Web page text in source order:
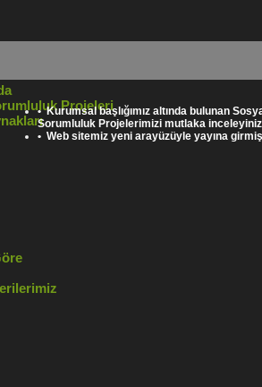
Projeleri
• Kurumsal başlığımız altında bulunan
Sorumluluk Projelerimizi mutlaka
• Web sitemiz yeni arayüzüyle yayına